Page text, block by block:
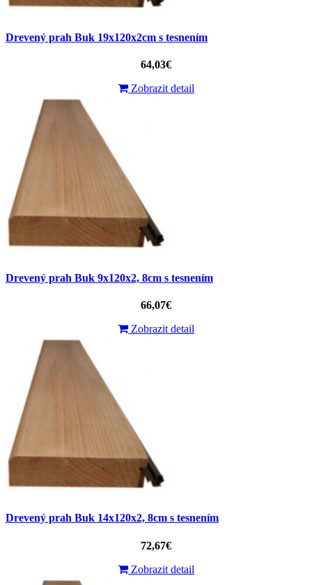
Drevený prah Buk 19x120x2cm s tesnením
64,03€
Zobrazit detail
Drevený prah Buk 9x120x2, 8cm s tesnením
66,07€
Zobrazit detail
Drevený prah Buk 14x120x2, 8cm s tesnením
72,67€
Zobrazit detail